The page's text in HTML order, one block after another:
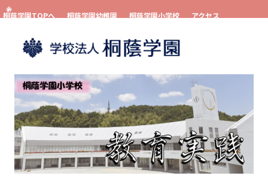
桐蔭学園TOPへ 桐蔭学園幼稚園 桐蔭学園小学校
アクセス
コンテンツへスキップ